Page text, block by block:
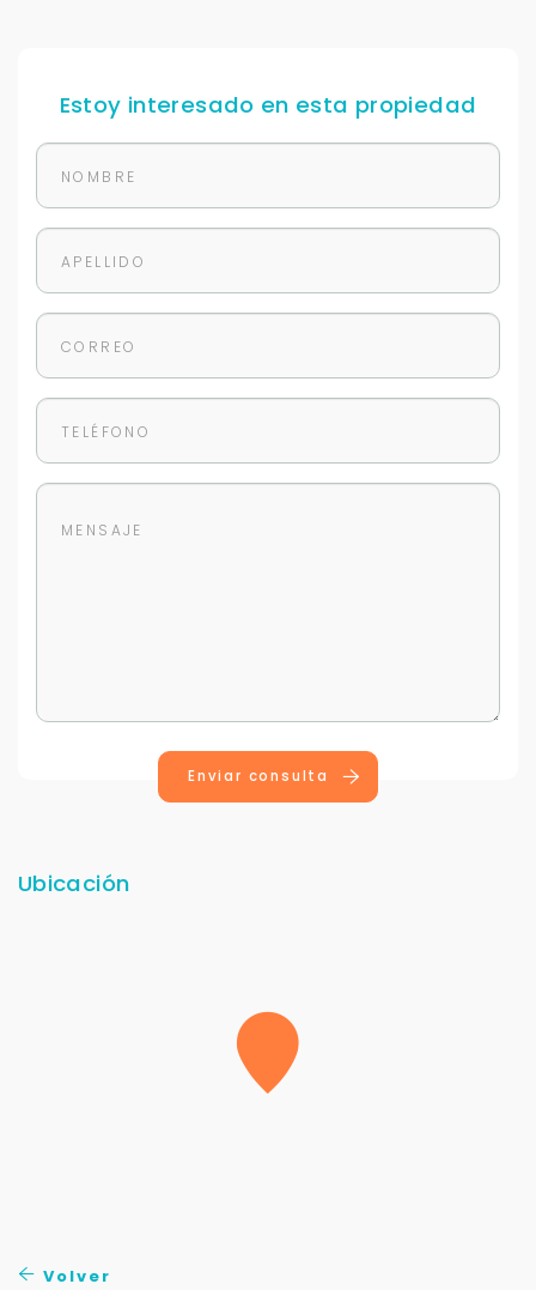
Estoy interesado en esta propiedad
Enviar consulta
Ubicación
Volver